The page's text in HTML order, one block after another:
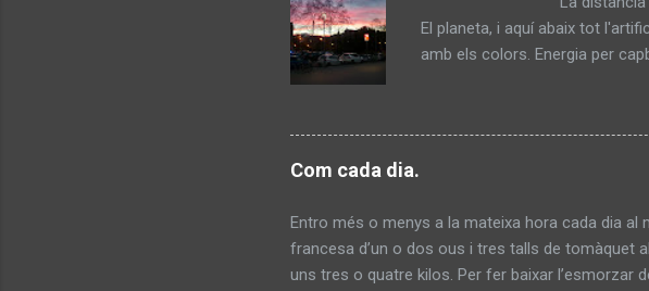
r
i
s
El planeta, i aquí abaix tot
amb els colors.
Com cada dia.
Entro més o menys a la mateixa hora cada dia al
francesa d’un o dos ous i tres talls de tomàquet
uns tres o quatre kilos. Per fer baixar l’esmorzar